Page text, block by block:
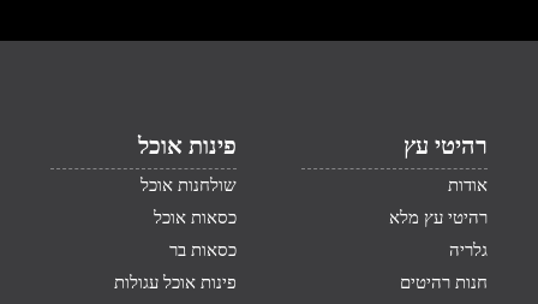
רהיטי עץ
אודות
רהיטי עץ מלא
גלריה
חנות רהיטים
פינות אוכל
שולחנות אוכל
כסאות אוכל
כסאות בר
פינות אוכל עגולות